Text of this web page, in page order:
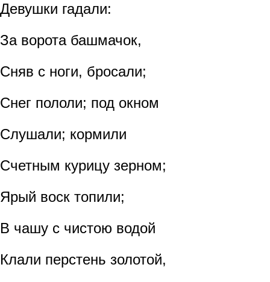
Девушки гадали:
За ворота башмачок,
Сняв с ноги, бросали;
Снег пололи; под окном
Слушали; кормили
Счетным курицу зерном;
Ярый воск топили;
В чашу с чистою водой
Клали перстень золотой,